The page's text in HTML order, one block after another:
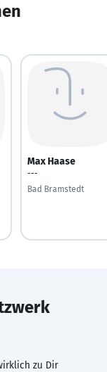
Max Haase
---
Bad Bramstedt
zu Dir